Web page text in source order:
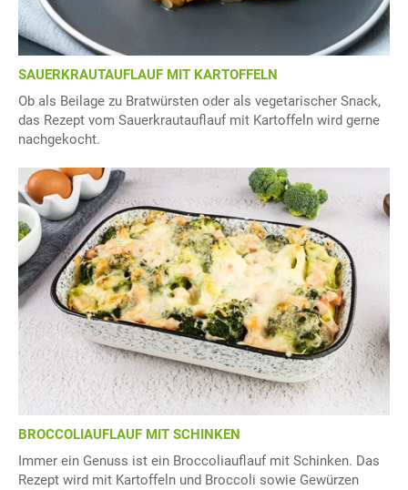
SAUERKRAUTAUFLAUF MIT KARTOFFELN
Ob als Beilage zu Bratwürsten oder als vegetarischer Snack,
das Rezept vom Sauerkrautauflauf mit Kartoffeln wird gerne
nachgekocht.
BROCCOLIAUFLAUF MIT SCHINKEN
Immer ein Genuss ist ein Broccoliauflauf mit Schinken. Das
Rezept wird mit Kartoffeln und Broccoli sowie Gewürzen